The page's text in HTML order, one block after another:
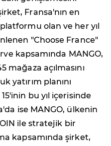
Fransa'nın en
olan ve her yıl
"Choose France"
kapsamında MANGO,
mağaza açılmasını
yatırım planını
bu yıl içerisinde
ise MANGO, ülkenin
ile stratejik bir
kapsamında şirket,